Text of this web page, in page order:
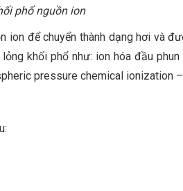
phổ nguồn ion
để chuyển thành dạng hơi và
khối phổ như: ion hóa đầu
pressure chemical ionization